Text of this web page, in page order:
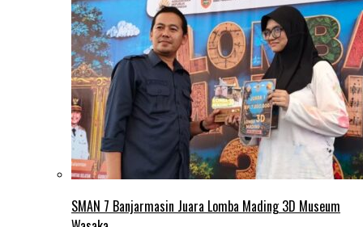
SMAN 7 Banjarmasin Juara Lomba Mading 3D Museum